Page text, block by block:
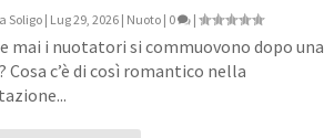
Soligo| Lug 29, 2026 | Nuoto | 0 |
mai i nuotatori si commuovono dopo una
Cosa c’è di così romantico nella